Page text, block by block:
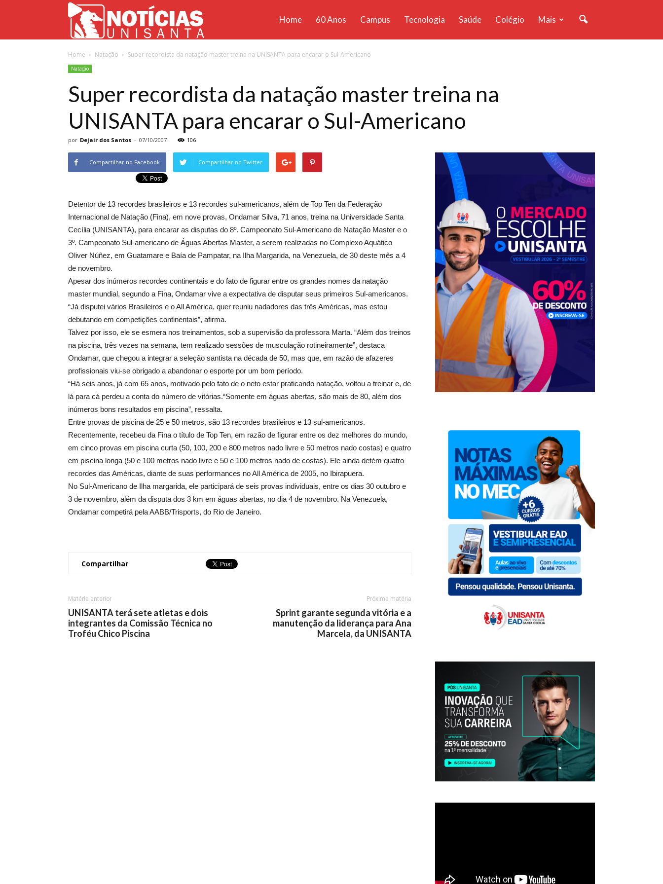
Unisanta
Home 60 Anos Campus Tecnologia Saúde Colégio Mais
Home Natação Super recordista da natação master treina na UNISANTA para encarar o Sul-Americano
Natação
Super recordista da natação master treina na
UNISANTA para encarar o Sul-Americano
por Dejair dos Santos - 07/10/2007 106
Compartilhar no Facebook Compartilhar no Twitter
Detentor de 13 recordes brasileiros e 13 recordes sul-americanos, além de Top Ten da Federação
Internacional de Natação (Fina), em nove provas, Ondamar Silva, 71 anos, treina na Universidade Santa
Cecília (UNISANTA), para encarar as disputas do 8º. Campeonato Sul-Americano de Natação Master e o
3º. Campeonato Sul-americano de Águas Abertas Master, a serem realizadas no Complexo Aquático
Oliver Núñez, em Guatamare e Baía de Pampatar, na Ilha Margarida, na Venezuela, de 30 deste mês a 4
de novembro.
Apesar dos inúmeros recordes continentais e do fato de figurar entre os grandes nomes da natação
master mundial, segundo a Fina, Ondamar vive a expectativa de disputar seus primeiros Sul-americanos.
“Já disputei vários Brasileiros e o All América, quer reuniu nadadores das três Américas, mas estou
debutando em competições continentais”, afirma.
Talvez por isso, ele se esmera nos treinamentos, sob a supervisão da professora Marta. “Além dos treinos
na piscina, três vezes na semana, tem realizado sessões de musculação rotineiramente”, destaca
Ondamar, que chegou a integrar a seleção santista na década de 50, mas que, em razão de afazeres
profissionais viu-se obrigado a abandonar o esporte por um bom período.
“Há seis anos, já com 65 anos, motivado pelo fato de o neto estar praticando natação, voltou a treinar e, de
lá para cá perdeu a conta do número de vitórias.“Somente em águas abertas, são mais de 80, além dos
inúmeros bons resultados em piscina”, ressalta.
Entre provas de piscina de 25 e 50 metros, são 13 recordes brasileiros e 13 sul-americanos.
Recentemente, recebeu da Fina o título de Top Ten, em razão de figurar entre os dez melhores do mundo,
em cinco provas em piscina curta (50, 100, 200 e 800 metros nado livre e 50 metros nado costas) e quatro
em piscina longa (50 e 100 metros nado livre e 50 e 100 metros nado de costas). Ele ainda detém quatro
recordes das Américas, diante de suas performances no All América de 2005, no Ibirapuera.
No Sul-Americano de Ilha margarida, ele participará de seis provas individuais, entre os dias 30 outubro e
3 de novembro, além da disputa dos 3 km em águas abertas, no dia 4 de novembro. Na Venezuela,
Ondamar competirá pela AABB/Trisports, do Rio de Janeiro.
Compartilhar
Matéria anterior
UNISANTA terá sete atletas e dois
integrantes da Comissão Técnica no
Troféu Chico Piscina
Próxima matéria
Sprint garante segunda vitória e a
manutenção da liderança para Ana
Marcela, da UNISANTA